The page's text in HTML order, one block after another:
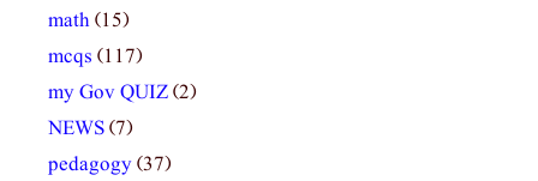
math(15)
mcqs (117)
my Gov QUIZ(2)
NEWS(7)
pedagogy(37)